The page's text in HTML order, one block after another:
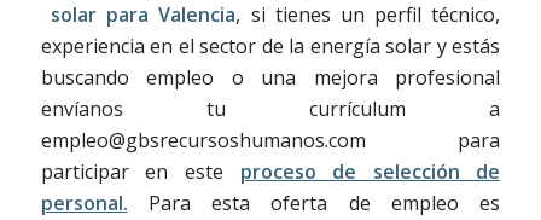
solar para Valencia, si tienes un perfil técnico,
experiencia en el sector de la energía solar y estás
buscando empleo o una mejora profesional
envíanos tu currículum a
empleo@gbsrecursoshumanos.com para
participar en este proceso de selección de
personal. Para esta oferta de empleo es